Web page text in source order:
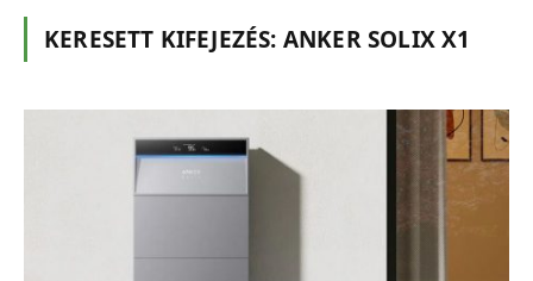
KERESETT KIFEJEZÉS: ANKER SOLIX X1